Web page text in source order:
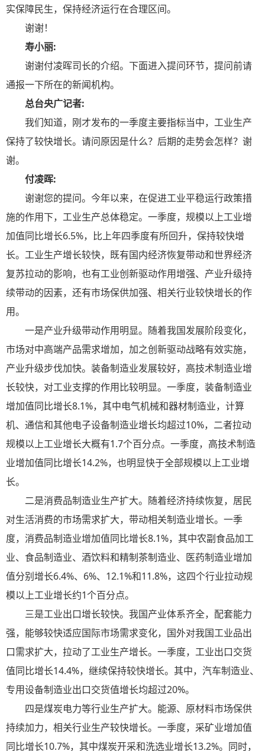
实保障民生，保持经济运行在合理区间。
谢谢！
寿小丽:
谢谢付凌晖司长的介绍。下面进入提问环节，提问前请
通报一下所在的新闻机构。
总台央广记者:
我们知道，刚才发布的一季度主要指标当中，工业生产
保持了较快增长。请问原因是什么？后期的走势会怎样？谢
谢。
付凌晖:
谢谢您的提问。今年以来，在促进工业平稳运行政策措
施的作用下，工业生产总体稳定。一季度，规模以上工业增
加值同比增长6.5%，比上年四季度有所回升，保持较快增
长。工业生产增长较快，既有国内经济恢复带动和世界经济
复苏拉动的影响，也有工业创新驱动作用增强、产业升级持
续带动的因素，还有市场保供加强、相关行业较快增长的作
用。
一是产业升级带动作用明显。随着我国发展阶段变化，
市场对中高端产品需求增加，加之创新驱动战略有效实施，
产业升级步伐加快。装备制造业发展较好，高技术制造业增
长较快，对工业支撑的作用比较明显。一季度，装备制造业
增加值同比增长8.1%，其中电气机械和器材制造业，计算
机、通信和其他电子设备制造业增长均超过10%，二者拉动
规模以上工业增长大概有1.7个百分点。一季度，高技术制造
业增加值同比增长14.2%，也明显快于全部规模以上工业增
长。
二是消费品制造业生产扩大。随着经济持续恢复，居民
对生活消费的市场需求扩大，带动相关制造业增长。一季
度，消费品制造业增加值同比增长8.1%，其中农副食品加工
业、食品制造业、酒饮料和精制茶制造业、医药制造业增加
值分别增长6.4%、6%、12.1%和11.8%，这四个行业拉动规
模以上工业增长约1个百分点。
三是工业出口增长较快。我国产业体系齐全，配套能力
强，能够较快适应国际市场需求变化，国外对我国工业品出
口需求扩大，拉动了工业生产增长。一季度，工业出口交货
值同比增长14.4%，继续保持较快增长。其中，汽车制造业、
专用设备制造业出口交货值增长均超过20%。
四是煤炭电力等行业生产扩大。能源、原材料市场保供
持续加力，相关行业生产较快增长。一季度，采矿业增加值
同比增长10.7%，其中煤炭开采和洗选业增长13.2%。同时，